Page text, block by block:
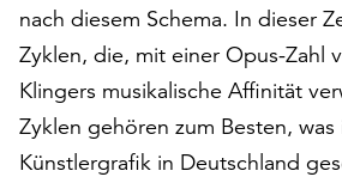
und
widerrufen.
Dafür
steht
Ihnen
am
nach diesem Schema. In dieser
Zyklen, die, mit einer Opus-Zahl
Klingers musikalische Affinität
Zyklen gehören zum Besten,
Künstlergrafik in Deutschland